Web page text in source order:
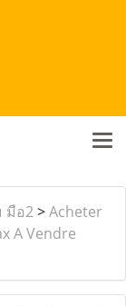
มือ2>Acheter
A Vendre